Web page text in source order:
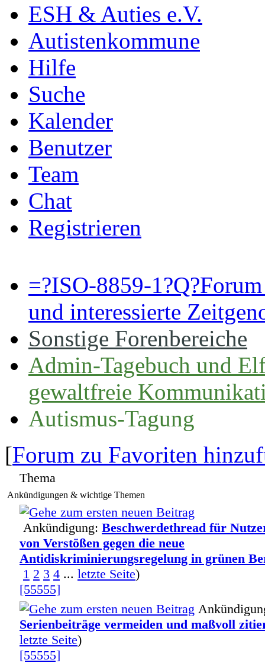
ESH & Auties e.V.
Autistenkommune
Hilfe
Suche
Kalender
Benutzer
Team
Chat
Registrieren
=?ISO-8859-
und interessierte
Sonstige Forenbereiche
Admin-Tagebuch und
gewaltfreie
Autismus-Tagung
[Forum zu Favoriten
Thema
Ankündigungen & wichtige Themen
Ankündigung: Beschwerdethread für
von Verstößen gegen die neue
Antidiskriminierungsregelung in grünen
1 2 3 4 ... letzte Seite)
[55555]
Serienbeiträge vermeiden und maßvoll
letzte Seite)
[55555]